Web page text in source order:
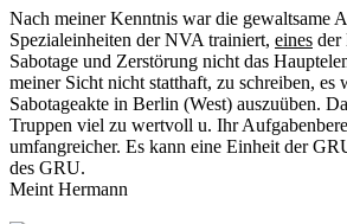
Nach meiner Kenntnis war die gewaltsame
Spezialeinheiten der NVA trainiert, eines der
Sabotage und Zerstörung nicht das
meiner Sicht nicht statthaft, zu schreiben, es
Sabotageakte in Berlin (West) auszuüben.
Truppen viel zu wertvoll u. Ihr
umfangreicher. Es kann eine Einheit der
des GRU.
Meint Hermann